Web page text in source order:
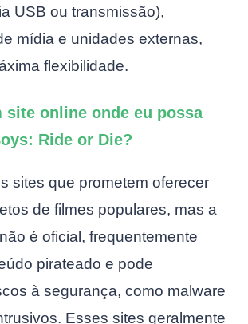
USB ou transmissão),
mídia e unidades externas,
flexibilidade.
site online onde eu possa
Ride or Die?
sites que prometem oferecer
de filmes populares, mas a
é oficial, frequentemente
pirateado e pode
à segurança, como malware
Esses sites geralmente